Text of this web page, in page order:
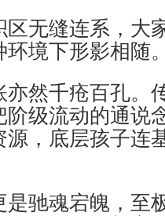
区无缝连系，大
境下形影相随
然千疮百孔。
级流动的通说
，底层孩子连
驰魂宕魄，至